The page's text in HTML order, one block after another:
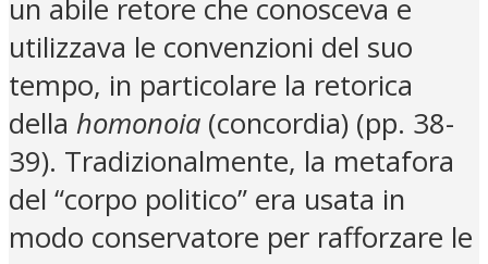
un abile retore che conosceva e
utilizzava le convenzioni del suo
tempo, in particolare la retorica
della homonoia (concordia) (pp. 38-
39). Tradizionalmente, la metafora
del “corpo politico” era usata in
modo conservatore per rafforzare le